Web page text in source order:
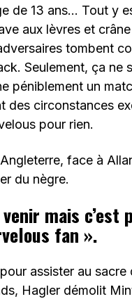
de 13 ans… Tout y
aux lèvres et
tombent
Seulement, ça ne
péniblement un
des circonstances
pour rien.
face à
du nègre.
mais c’est
fan ».
assister au sacre
Hagler démolit